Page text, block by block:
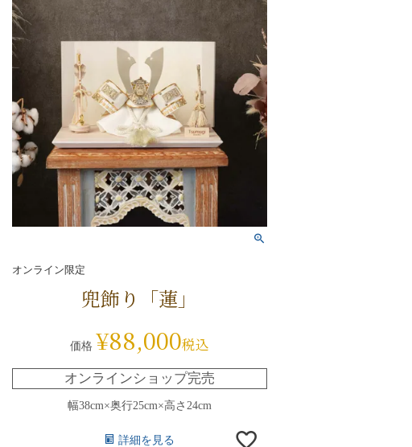
オンライン限定
兜飾り「蓮」
価格 ¥88,000税込
オンラインショップ完売
幅38cm×奥行25cm×高さ24cm
詳細を見る